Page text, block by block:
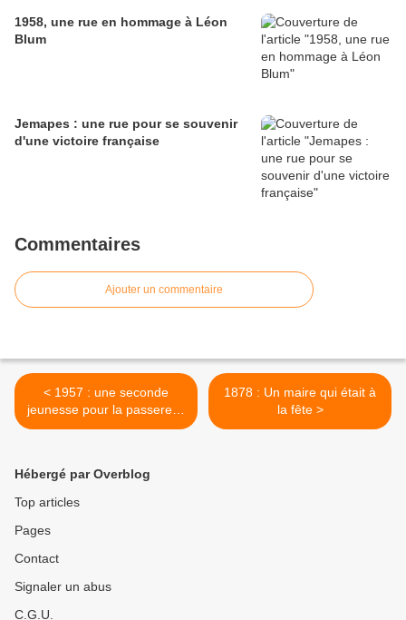
1958, une rue en hommage à Léon
Blum
Jemapes : une rue pour se souvenir
d'une victoire française
Commentaires
Ajouter un commentaire
< 1957 : une seconde
jeunesse pour la passerelle
de la gare
1878 : Un maire qui était à
la fête >
Hébergé par Overblog
Top articles
Pages
Contact
Signaler un abus
C.G.U.